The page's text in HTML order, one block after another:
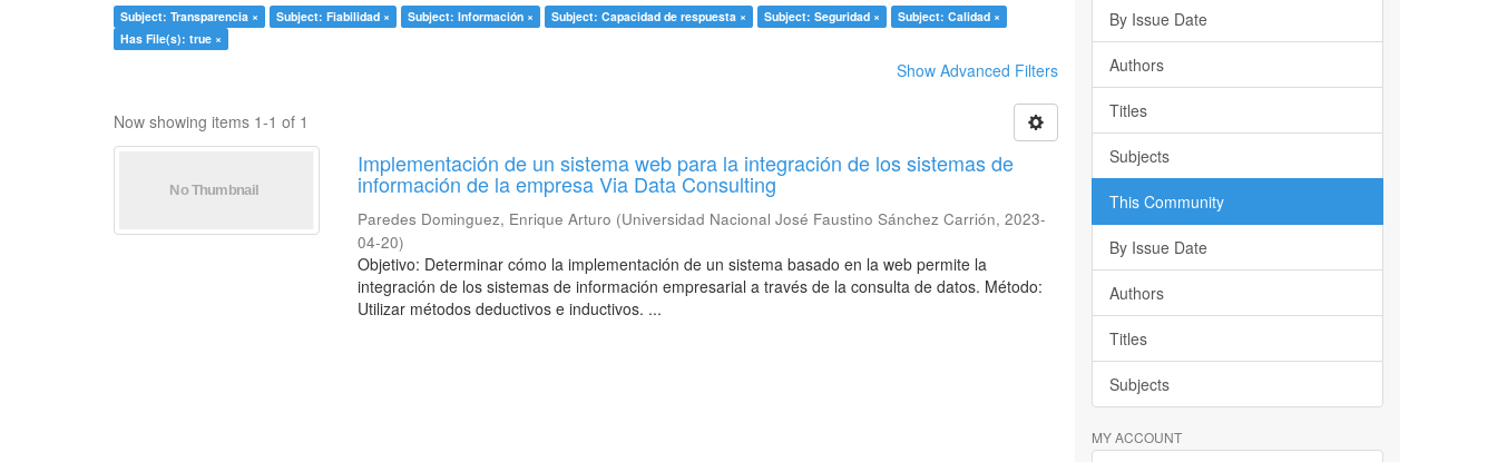
Subject: Transparencia × Subject: Fiabilidad × Subject: Información × Subject: Capacidad de respuesta × Subject: Seguridad ×
Subject: Calidad ×
Has File(s): true ×
Show Advanced Filters
Now showing items 1-1 of 1
Implementación de un sistema web para la integración de los sistemas de
información de la empresa Via Data Consulting
Paredes Dominguez, Enrique Arturo (Universidad Nacional José Faustino Sánchez Carrión,2023-
04-20)
Objetivo: Determinar cómo la implementación de un sistema basado en la web permite la
integración de los sistemas de información empresarial a través de la consulta de datos. Método:
Utilizar métodos deductivos e inductivos. ...
By Issue Date
Authors
Titles
Subjects
This Community
By Issue Date
Authors
Titles
Subjects
MY ACCOUNT